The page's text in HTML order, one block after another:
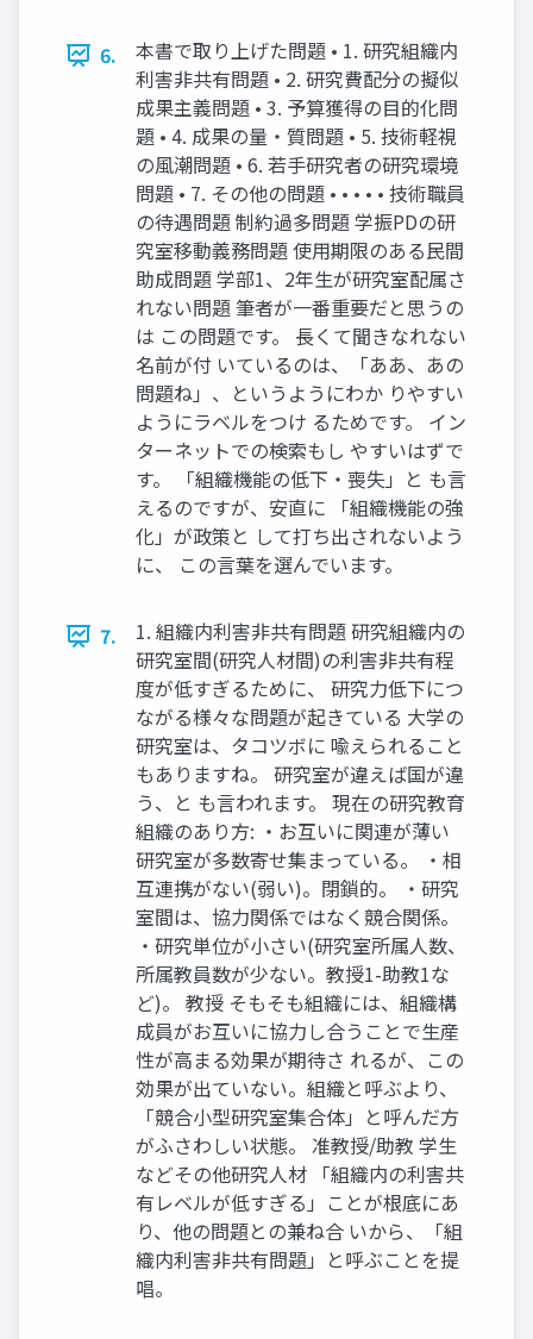
6.
本書で取り上げた問題 • 1. 研究組織内
利害⾮共有問題 • 2. 研究費配分の擬似
成果主義問題 • 3. 予算獲得の⽬的化問
題 • 4. 成果の量・質問題 • 5. 技術軽視
の⾵潮問題 • 6. 若⼿研究者の研究環境
問題 • 7. その他の問題 • • • • • 技術職員
の待遇問題 制約過多問題 学振PDの研
究室移動義務問題 使⽤期限のある⺠間
助成問題 学部1、2年⽣が研究室配属さ
れない問題 筆者が⼀番重要だと思うの
は この問題です。 ⻑くて聞きなれない
名前が付 いているのは、「ああ、あの
問題ね」、というようにわか りやすい
ようにラベルをつけ るためです。 イン
ターネットでの検索もし やすいはずで
す。 「組織機能の低下・喪失」と も⾔
えるのですが、安直に 「組織機能の強
化」が政策と して打ち出されないよう
に、 この⾔葉を選んでいます。
7.
1. 組織内利害⾮共有問題 研究組織内の
研究室間(研究⼈材間)の利害⾮共有程
度が低すぎるために、 研究⼒低下につ
ながる様々な問題が起きている ⼤学の
研究室は、タコツボに 喩えられること
もありますね。 研究室が違えば国が違
う、と も⾔われます。 現在の研究教育
組織のあり⽅: ・お互いに関連が薄い
研究室が多数寄せ集まっている。 ・相
互連携がない(弱い)。閉鎖的。 ・研究
室間は、協⼒関係ではなく競合関係。
・研究単位が⼩さい(研究室所属⼈数、
所属教員数が少ない。教授1-助教1な
ど)。 教授 そもそも組織には、組織構
成員がお互いに協⼒し合うことで⽣産
性が⾼まる効果が期待さ れるが、この
効果が出ていない。組織と呼ぶより、
「競合⼩型研究室集合体」と呼んだ⽅
がふさわしい状態。 准教授/助教 学⽣
などその他研究⼈材 「組織内の利害共
有レベルが低すぎる」ことが根底にあ
り、他の問題との兼ね合 いから、「組
織内利害⾮共有問題」と呼ぶことを提
唱。